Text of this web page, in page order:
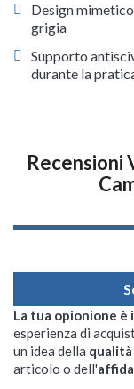
Design
grigia
Supporto
durante la
Recensioni
La tua opionione
esperienza di
un idea della qualità
articolo o dell'